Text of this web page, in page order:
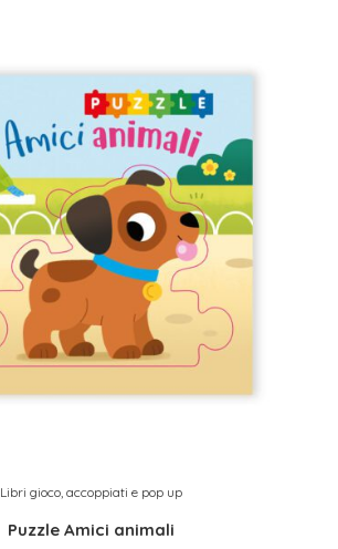
Libri gioco, accoppiati e pop up
Puzzle Amici animali